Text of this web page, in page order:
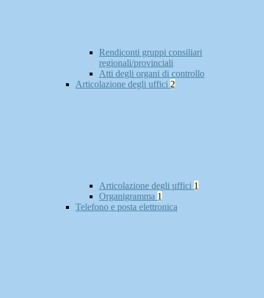
Rendiconti gruppi consiliari
regionali/provinciali
Atti degli organi di controllo
Articolazione degli uffici 2
Articolazione degli uffici 1
Organigramma 1
Telefono e posta elettronica